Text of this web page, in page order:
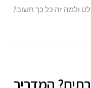
ולמה זה כל כך חשוב?
המדריך